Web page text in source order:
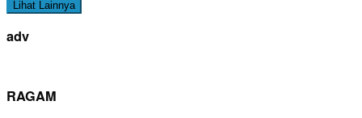
Lihat Lainnya
adv
RAGAM